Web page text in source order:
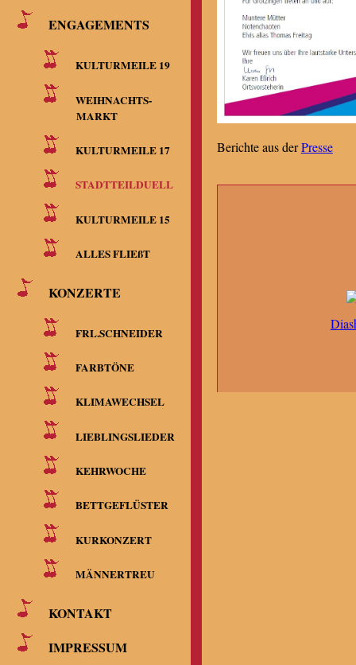
ENGAGEMENTS
KULTURMEILE 19
WEIHNACHTS-
MARKT
KULTURMEILE 17
STADTTEILDUELL
KULTURMEILE 15
ALLES FLIEßT
KONZERTE
FRL.SCHNEIDER
FARBTÖNE
KLIMAWECHSEL
LIEBLINGSLIEDER
KEHRWOCHE
BETTGEFLÜSTER
KURKONZERT
MÄNNERTREU
KONTAKT
IMPRESSUM
Berichte aus derPresse